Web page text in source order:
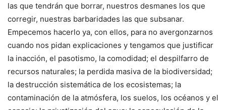
las que tendrán que borrar, nuestros desmanes los que
corregir, nuestras barbaridades las que subsanar.
Empecemos hacerlo ya, con ellos, para no avergonzarnos
cuando nos pidan explicaciones y tengamos que justificar
la inacción, el pasotismo, la comodidad; el despilfarro de
recursos naturales; la perdida masiva de la biodiversidad;
la destrucción sistemática de los ecosistemas; la
contaminación de la atmósfera, los suelos, los océanos y el